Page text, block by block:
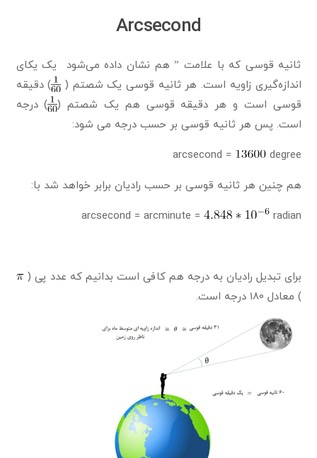
Arcsecond
ثانیه قوسی که با علامت ” هم نشان داده می‌شود یک یکای
اندازه‌گیری زاویه است. هر ثانیه قوسی یک شصتم (
) دقیقه
قوسی است و هر دقیقه قوسی هم یک شصتم (
) درجه
است. پس هر ثانیه قوسی بر حسب درجه می شود:
arcsecond = degree
هم چنین هر ثانیه قوسی بر حسب رادیان برابر خواهد شد با:
arcsecond = arcminute = radian
برای تبدیل رادیان به درجه هم کافی است بدانیم که عدد پی (
) معادل 180 درجه است.